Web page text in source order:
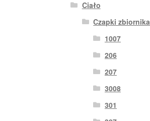
Ciało
Czapki zbiornika
1007
206
207
3008
301